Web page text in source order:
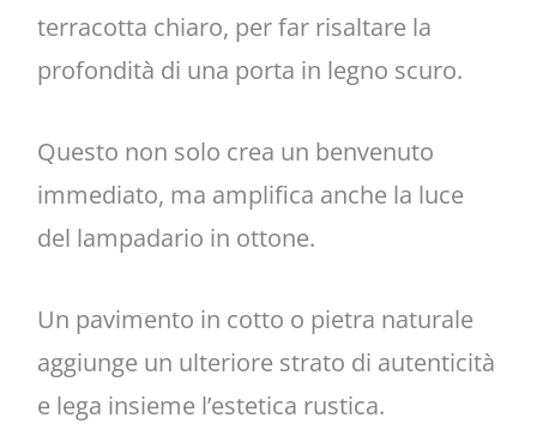
terracotta chiaro, per far risaltare la
profondità di una porta in legno scuro.
Questo non solo crea un benvenuto
immediato, ma amplifica anche la luce
del lampadario in ottone.
Un pavimento in cotto o pietra naturale
aggiunge un ulteriore strato di autenticità
e lega insieme l’estetica rustica.